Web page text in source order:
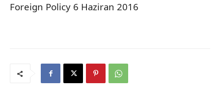
Foreign Policy 6 Haziran 2016